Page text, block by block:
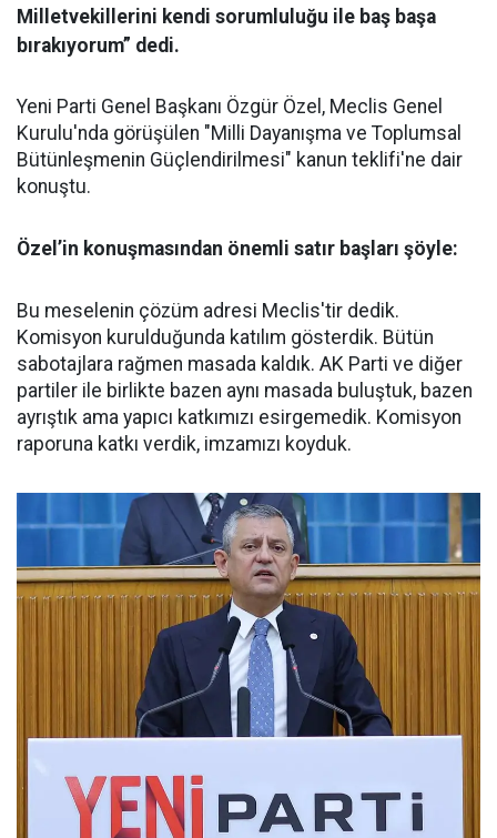
Milletvekillerini kendi sorumluluğu ile baş başa
bırakıyorum” dedi.
Yeni Parti Genel Başkanı Özgür Özel, Meclis Genel
Kurulu'nda görüşülen "Milli Dayanışma ve Toplumsal
Bütünleşmenin Güçlendirilmesi" kanun teklifi'ne dair
konuştu.
Özel’in konuşmasından önemli satır başları şöyle:
Bu meselenin çözüm adresi Meclis'tir dedik.
Komisyon kurulduğunda katılım gösterdik. Bütün
sabotajlara rağmen masada kaldık. AK Parti ve diğer
partiler ile birlikte bazen aynı masada buluştuk, bazen
ayrıştık ama yapıcı katkımızı esirgemedik. Komisyon
raporuna katkı verdik, imzamızı koyduk.